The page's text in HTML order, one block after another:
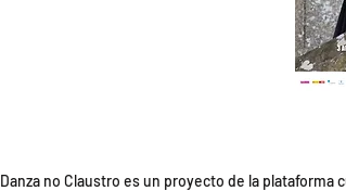
Danza no Claustro es un proyecto de la plataforma